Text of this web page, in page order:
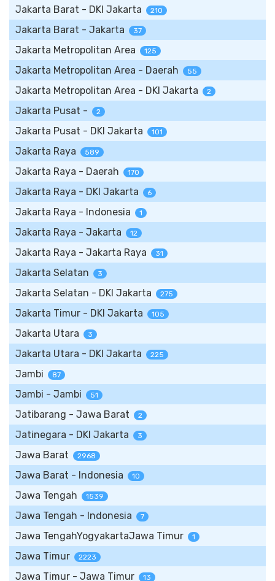
Jakarta Barat - DKI Jakarta 210
Jakarta Barat - Jakarta 37
Jakarta Metropolitan Area 125
Jakarta Metropolitan Area - Daerah 55
Jakarta Metropolitan Area - DKI Jakarta 2
Jakarta Pusat - 2
Jakarta Pusat - DKI Jakarta 101
Jakarta Raya 589
Jakarta Raya - Daerah 170
Jakarta Raya - DKI Jakarta 6
Jakarta Raya - Indonesia 1
Jakarta Raya - Jakarta 12
Jakarta Raya - Jakarta Raya 31
Jakarta Selatan 3
Jakarta Selatan - DKI Jakarta 275
Jakarta Timur - DKI Jakarta 105
Jakarta Utara 3
Jakarta Utara - DKI Jakarta 225
Jambi 87
Jambi - Jambi 51
Jatibarang - Jawa Barat 2
Jatinegara - DKI Jakarta 3
Jawa Barat 2968
Jawa Barat - Indonesia 10
Jawa Tengah 1539
Jawa Tengah - Indonesia 7
Jawa TengahYogyakartaJawa Timur 1
Jawa Timur 2223
Jawa Timur - Jawa Timur 13